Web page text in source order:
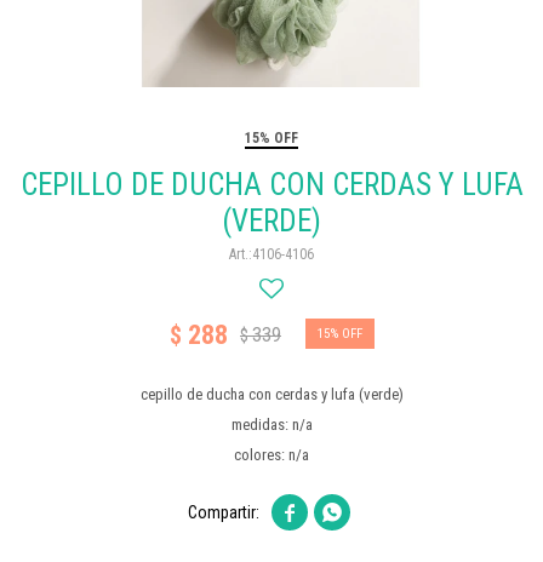
15% OFF
CEPILLO DE DUCHA CON CERDAS Y LUFA
(VERDE)
4106-4106
$ 288 $339 15
cepillo de ducha con cerdas y lufa (verde)
medidas: n/a
colores: n/a
 